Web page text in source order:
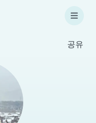
공유